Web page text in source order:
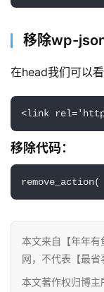
移除wp-
在head我们可以看
<link
移除代码：
本文来自【年年有
网，不代表【最省
本文著作权归博